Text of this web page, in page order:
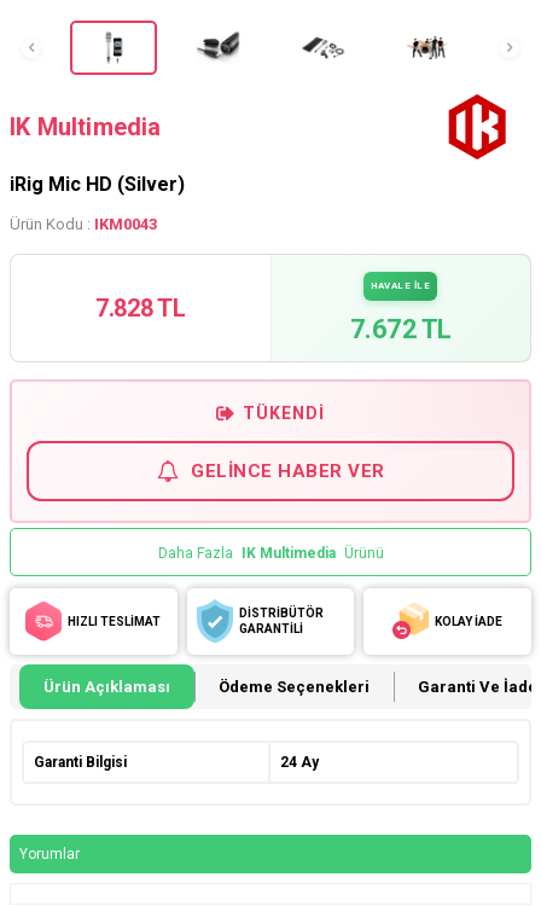
IK Multimedia
iRig Mic HD (Silver)
Ürün Kodu : IKM0043
7.828 TL
HAVALE İLE
7.672 TL
TÜKENDI
GELINCE HABER VER
Daha Fazla IK Multimedia Ürünü
HIZLI TESLİMAT
DİSTRİBÜTÖR
GARANTİLİ
KOLAY İADE
Ürün Açıklaması Ödeme Seçenekleri Garanti Ve İade
Garanti Bilgisi 24 Ay
Yorumlar